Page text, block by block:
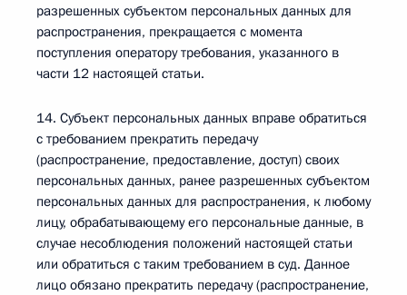
разрешенных субъектом персональных данных для
распространения, прекращается с момента
поступления оператору требования, указанного в
части 12 настоящей статьи.
14. Субъект персональных данных вправе обратиться
с требованием прекратить передачу
(распространение, предоставление, доступ) своих
персональных данных, ранее разрешенных субъектом
персональных данных для распространения, к любому
лицу, обрабатывающему его персональные данные, в
случае несоблюдения положений настоящей статьи
или обратиться с таким требованием в суд. Данное
лицо обязано прекратить передачу (распространение,